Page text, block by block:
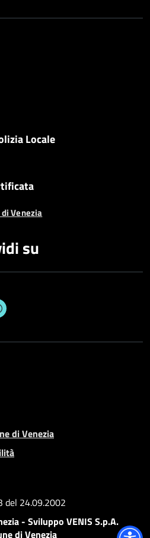
Locale
Venezia
su
di Venezia
del 24.09.2002
- Sviluppo VENIS S.p.A.
di Venezia